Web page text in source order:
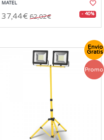
MATEL
37,44€ 62,02€ - 40%
Envío
Gratis
Promo